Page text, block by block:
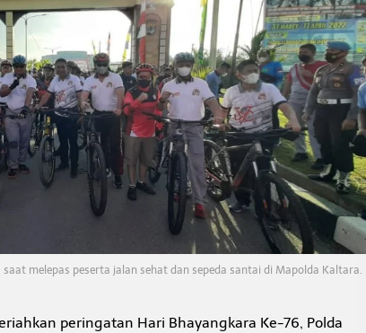
saat melepas peserta jalan sehat dan sepeda santai di Mapolda Kaltara.
peringatan Hari Bhayangkara Ke-76, Polda